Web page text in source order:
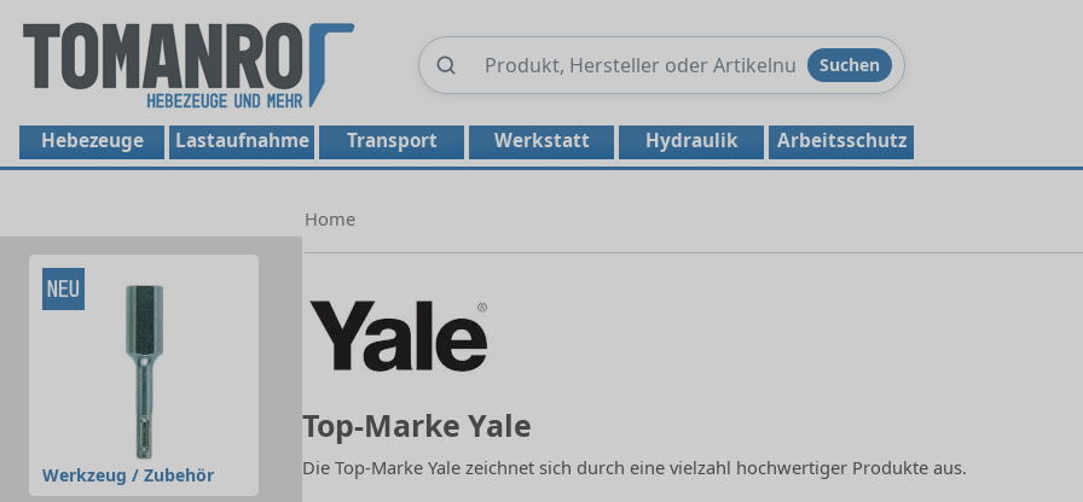
Produkte
Suchen
Hebezeuge Lastaufnahme Transport Werkstatt Hydraulik Arbeitsschutz
Werkzeug / Zubehör
Home
Top-Marke Yale
Die Top-Marke Yale zeichnet sich durch eine vielzahl hochwertiger Produkte aus.